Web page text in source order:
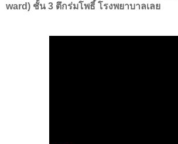
ward) ชั้น 3 ตึกร่มโพธิ์ โรงพยาบาลเลย